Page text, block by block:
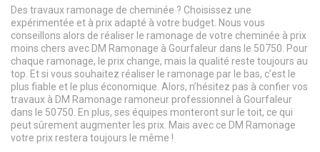
Des travaux ramonage de cheminée ? Choisissez une
expérimentée et à prix adapté à votre budget. Nous vous
conseillons alors de réaliser le ramonage de votre cheminée à prix
moins chers avec DM Ramonage à Gourfaleur dans le 50750. Pour
chaque ramonage, le prix change, mais la qualité reste toujours au
top. Et si vous souhaitez réaliser le ramonage par le bas, c’est le
plus fiable et le plus économique. Alors, n’hésitez pas à confier vos
travaux à DM Ramonage ramoneur professionnel à Gourfaleur
dans le 50750. En plus, ses équipes monteront sur le toit, ce qui
peut sûrement augmenter les prix. Mais avec ce DM Ramonage
votre prix restera toujours le même !